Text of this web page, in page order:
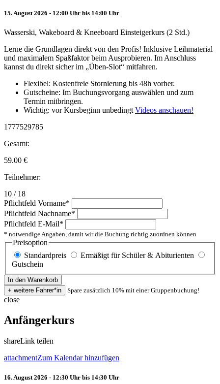
15. August 2026 - 12:00 Uhr bis 14:00 Uhr
Wasserski, Wakeboard & Kneeboard Einsteigerkurs (2 Std.)
Lerne die Grundlagen direkt von den Profis! Inklusive Leihmaterial
und maximalem Spaßfaktor beim Ausprobieren. Im Anschluss
kannst du direkt sicher im „Üben-Slot“ mitfahren.
Flexibel: Kostenfreie Stornierung bis 48h vorher.
Gutscheine: Im Buchungsvorgang auswählen und zum
Termin mitbringen.
Wichtig: vor Kursbeginn unbedingt Videos anschauen!
1777529785
Gesamt:
59.00 €
Teilnehmer:
10 / 18
Pflichtfeld Vorname*
Pflichtfeld Nachname*
Pflichtfeld E-Mail*
* notwendige Angaben, damit wir die Buchung richtig zuordnen können
Preisoption
Standardpreis
Ermäßigt für Schüler & Abiturienten
Gutschein
Spare zusätzlich 10% mit einer Gruppenbuchung!
close
Anfängerkurs
shareLink teilen
attachmentZum Kalendar hinzufügen
16. August 2026 - 12:30 Uhr bis 14:30 Uhr